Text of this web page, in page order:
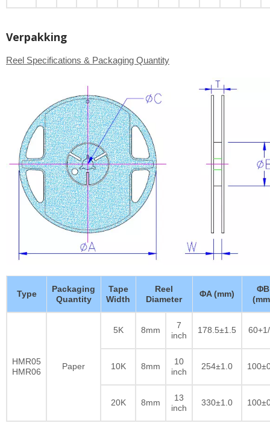
Verpakking
Reel Specifications & Packaging Quantity
Type
Packaging
Quantity
Tape
Width
Reel
Diameter
ΦA (mm)
ΦB
HMR05
HMR06
Paper
5K 8mm
7
inch
178.5±1.5
10K 8mm
10
inch
254±1.0
20K 8mm
13
inch
330±1.0